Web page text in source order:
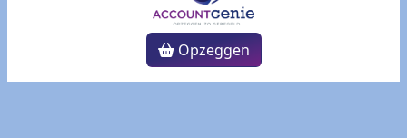
Opzeggen